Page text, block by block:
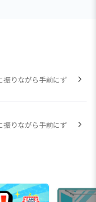
振りながら手前にず
振りながら手前にず